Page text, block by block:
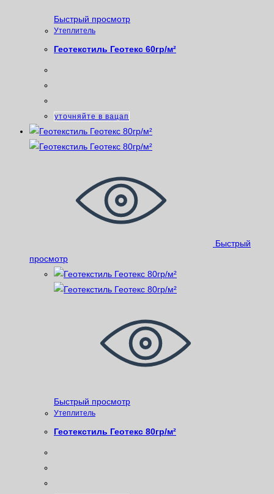
Быстрый просмотр
Утеплитель
Геотекстиль Геотекс 60гр/м²
уточняйте в вацап
Быстрый
просмотр
Быстрый просмотр
Утеплитель
Геотекстиль Геотекс 80гр/м²